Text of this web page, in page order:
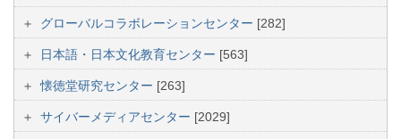
グローバルコラボレーションセンター [282]
日本語・日本文化教育センター [563]
懐徳堂研究センター [263]
サイバーメディアセンター [2029]